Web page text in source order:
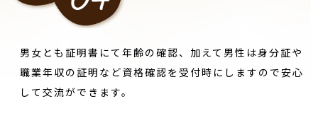
男女とも証明書にて年齢の確認、加えて男性は身分証や
職業年収の証明など資格確認を受付時にしますので安心
して交流ができます。